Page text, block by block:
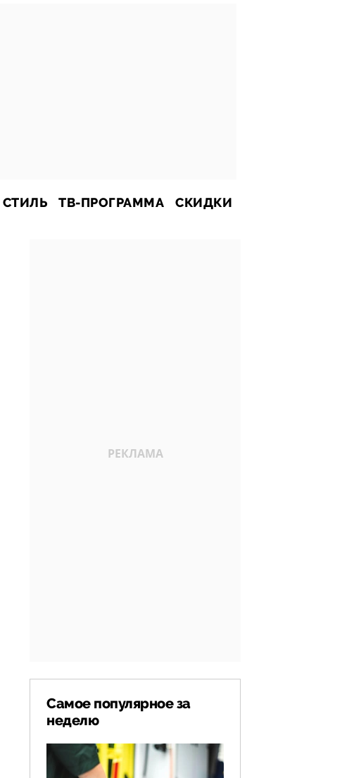
СТИЛЬ ТВ-ПРОГРАММА СКИДКИ
Самое популярное за
неделю